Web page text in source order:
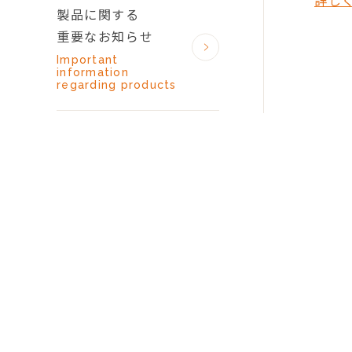
製品に関する
重要なお知らせ
Important
information
regarding products